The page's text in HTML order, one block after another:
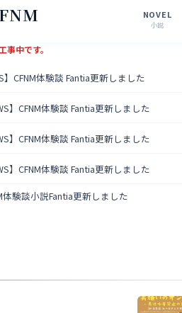
NOVEL
小説
中です。
】CFNM体験談 Fantia更新しました
】CFNM体験談 Fantia更新しました
】CFNM体験談 Fantia更新しました
】CFNM体験談 Fantia更新しました
体験談小説Fantia更新しました